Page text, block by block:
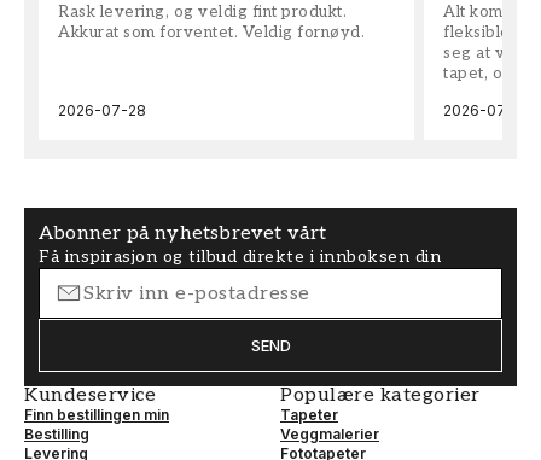
Rask levering, og veldig fint produkt.
Akkurat som forventet. Veldig fornøyd.
2026-07-28
Alt kom
fleksible på
seg at vi
tapet, og
2026-07-04
Abonner på nyhetsbrevet vårt
Få inspirasjon og tilbud direkte i innboksen din
SEND
Kundeservice
Finn bestillingen min
Bestilling
Levering
Populære kategorier
Tapeter
Veggmalerier
Fototapeter